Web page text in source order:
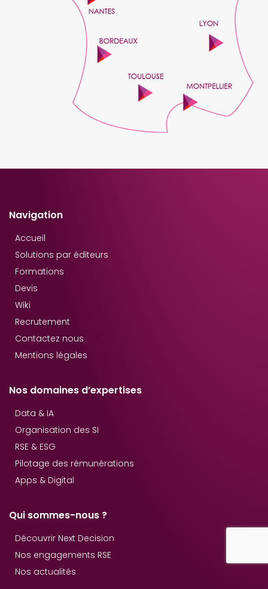
Navigation
Accueil
Solutions par éditeurs
Formations
Devis
Wiki
Recrutement
Contactez nous
Mentions légales
Nos domaines d’expertises
Data & IA
Organisation des SI
RSE & ESG
Pilotage des rémunérations
Apps & Digital
Qui sommes-nous ?
Découvrir Next Decision
Nos engagements RSE
Nos actualités